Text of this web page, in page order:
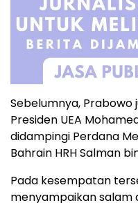
Sebelumnya, Prabowo
Presiden UEA
didampingi Perdana
Bahrain HRH Salman
Pada kesempatan
menyampaikan salam